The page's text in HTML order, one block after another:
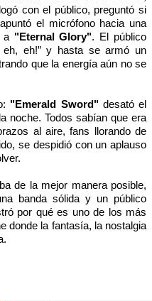
con el público, preguntó si
el micrófono hacia una
a "Eternal Glory". El público
eh, eh!” y hasta se armó un
que la energía aún no se
"Emerald Sword"desató el
noche. Todos sabían que era
al aire, fans llorando de
se despidió con un aplauso
de la mejor manera posible,
banda sólida y un público
por qué es uno de los más
donde la fantasía, la nostalgia